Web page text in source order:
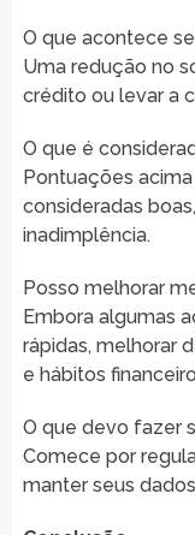
O que acontece
Uma redução no
crédito ou levar a
O que é
Pontuações
consideradas
inadimplência.
Posso melhorar
Embora algumas
rápidas, melhorar
e hábitos
O que devo fazer
Comece por
manter seus